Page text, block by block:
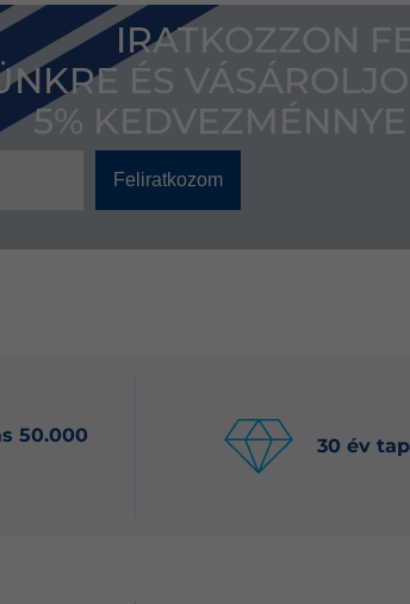
IRATKOZZON
ÉS
5%
Feliratkozom
50.000
30 év